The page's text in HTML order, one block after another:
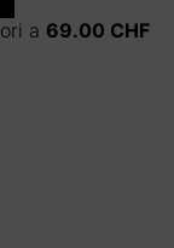
a 69.00 CHF